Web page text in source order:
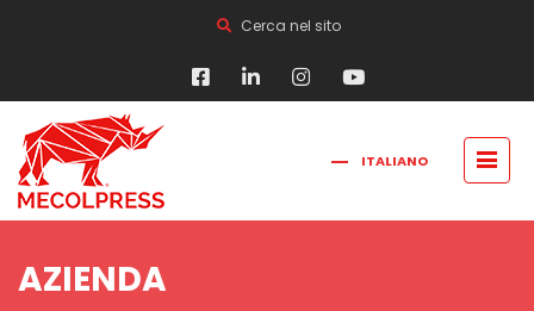
Cerca nel sito
ITALIANO
AZIENDA